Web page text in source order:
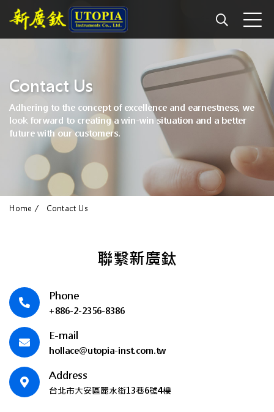
Contact Us
Adhering to the concept of excellence and earnestness, we
look forward to creating a win-win situation and a better
future with our customers.
Home Contact Us
聯繫新廣鈦
Phone
+886-2-2356-8386
E-mail
hollace@utopia-inst.com.tw
Address
台北市大安區麗水街13巷6號4樓